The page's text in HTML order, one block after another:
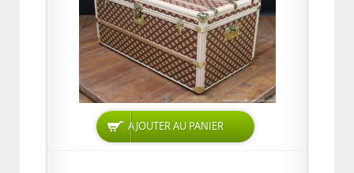
AJOUTER AU PANIER